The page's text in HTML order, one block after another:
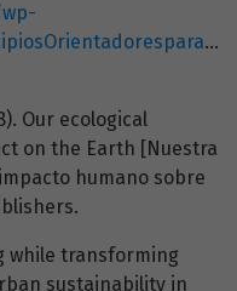
Our ecological
on the Earth [Nuestra
humano sobre
while transforming
sustainability in